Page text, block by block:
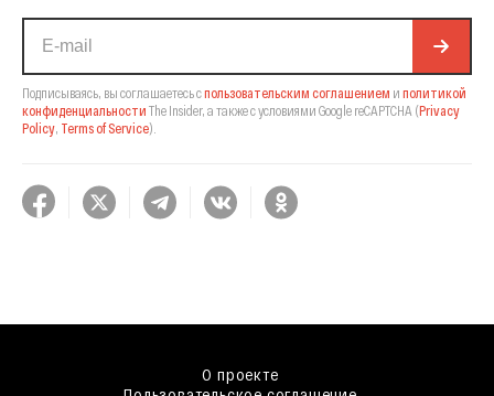
Подписываясь, вы соглашаетесь спользовательским соглашением и политикой
конфиденциальности The Insider, а также с условиями Google reCAPTCHA (Privacy
Policy, Terms of Service).
О проекте